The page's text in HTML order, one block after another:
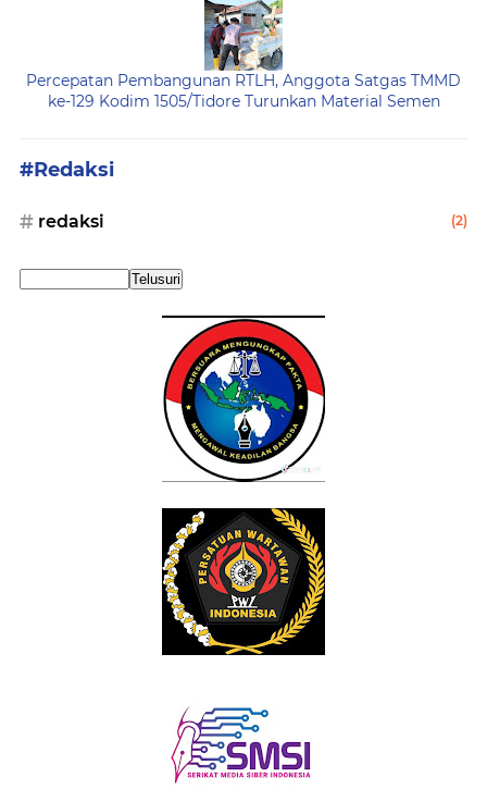
Percepatan Pembangunan RTLH, Anggota Satgas TMMD
ke-129 Kodim 1505/Tidore Turunkan Material Semen
#Redaksi
redaksi (2)